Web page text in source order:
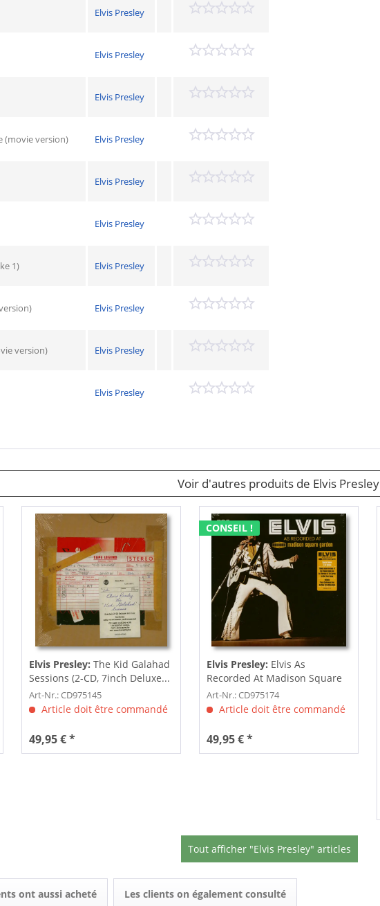
Elvis Presley
Elvis Presley
Elvis Presley
(movie version) Elvis Presley
Elvis Presley
Elvis Presley
1) Elvis Presley
Elvis Presley
version) Elvis Presley
Elvis Presley
Voir d'autres produits de Elvis Presley
Elvis Presley: The Kid Galahad
Sessions (2-CD, 7inch Deluxe...
Art-Nr.: CD975145
Article doit être commandé
49,95 € *
CONSEIL !
Elvis Presley: Elvis As
Recorded At Madison Square
Garden (3-CD)
Art-Nr.: CD975174
Article doit être commandé
49,95 € *
Tout afficher "Elvis Presley" articles
ont aussi acheté Les clients on également consulté